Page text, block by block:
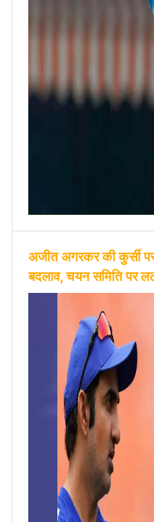
अजीत अगरकर की कुर्सी
बदलाव, चयन समिति पर